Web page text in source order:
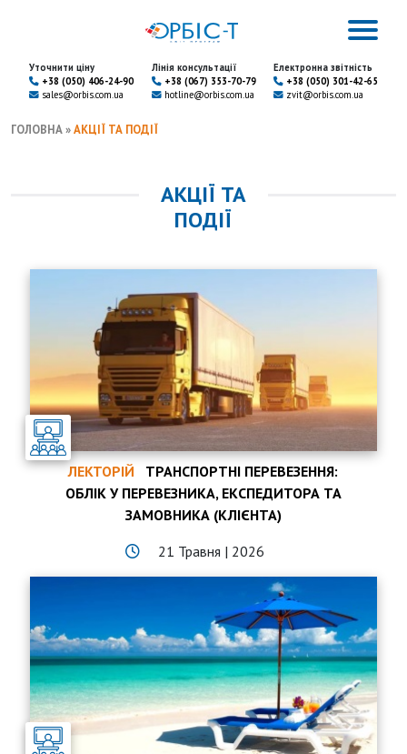
Уточнити ціну
+38 (050) 406-24-90
sales@orbis.com.ua
Лінія консультації
+38 (067) 353-70-79
hotline@orbis.com.ua
Електронна звітність
+38 (050) 301-42-65
zvit@orbis.com.ua
ГОЛОВНА»АКЦІЇ ТА ПОДІЇ
АКЦІЇ ТА
ПОДІЇ
ЛЕКТОРІЙ ТРАНСПОРТНІ ПЕРЕВЕЗЕННЯ:
ОБЛІК У ПЕРЕВЕЗНИКА, ЕКСПЕДИТОРА ТА
ЗАМОВНИКА (КЛІЄНТА)
21 Травня | 2026